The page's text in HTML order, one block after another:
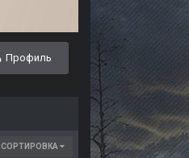
Профиль
СОРТИРОВКА